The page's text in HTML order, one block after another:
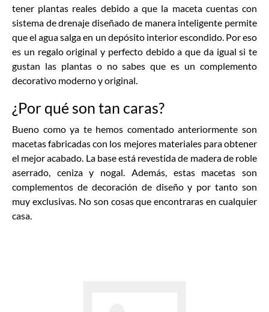
tener plantas reales debido a que la maceta cuentas con
sistema de drenaje diseñado de manera inteligente permite
que el agua salga en un depósito interior escondido. Por eso
es un regalo original y perfecto debido a que da igual si te
gustan las plantas o no sabes que es un complemento
decorativo moderno y original.
¿Por qué son tan caras?
Bueno como ya te hemos comentado anteriormente son
macetas fabricadas con los mejores materiales para obtener
el mejor acabado. La base está revestida de madera de roble
aserrado, ceniza y nogal. Además, estas macetas son
complementos de decoración de diseño y por tanto son
muy exclusivas. No son cosas que encontraras en cualquier
casa.